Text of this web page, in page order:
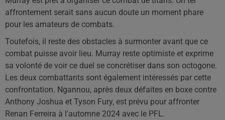
affrontement serait sans aucun doute un moment phare
pour les amateurs de combats.
Toutefois, il reste des obstacles à surmonter avant que ce
combat puisse avoir lieu. Murray reste optimiste et exprime
sa volonté de voir ce duel se concrétiser dans son octogone.
Les deux combattants sont également intéressés par cette
confrontation. Ngannou, après deux défaites en boxe contre
Anthony Joshua et Tyson Fury, est prévu pour affronter
Renan Ferreira à l'automne 2024 avec le PFL.